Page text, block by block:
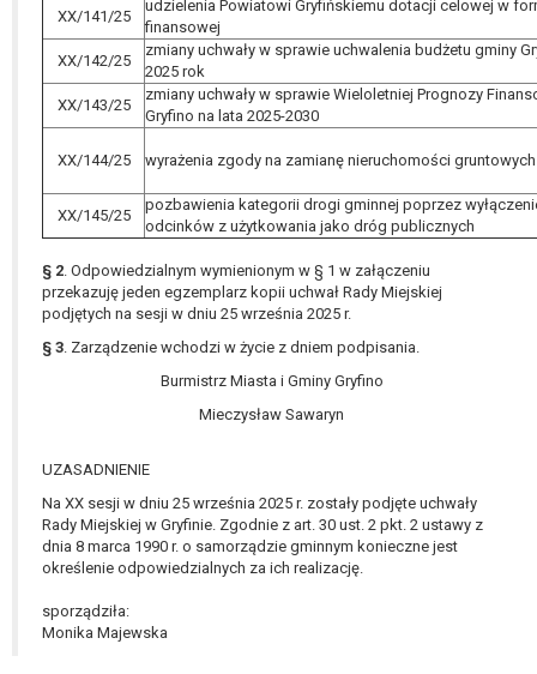
XX/141/25
udzielenia Powiatowi Gryfińskiemu dotacji celowej w
finansowej
XX/142/25
zmiany uchwały w sprawie uchwalenia budżetu gminy
2025 rok
XX/143/25
zmiany uchwały w sprawie Wieloletniej Prognozy
Gryfino na lata 2025-2030
XX/144/25 wyrażenia zgody na zamianę nieruchomości gruntowych
XX/145/25
pozbawienia kategorii drogi gminnej poprzez
odcinków z użytkowania jako dróg publicznych
§ 2. Odpowiedzialnym wymienionym w § 1 w załączeniu
przekazuję jeden egzemplarz kopii uchwał Rady Miejskiej
podjętych na sesji w dniu 25 września 2025 r.
§ 3. Zarządzenie wchodzi w życie z dniem podpisania.
Burmistrz Miasta i Gminy Gryfino
Mieczysław Sawaryn
UZASADNIENIE
Na XX sesji w dniu 25 września 2025 r. zostały podjęte uchwały
Rady Miejskiej w Gryfinie. Zgodnie z art. 30 ust. 2 pkt. 2 ustawy z
dnia 8 marca 1990 r. o samorządzie gminnym konieczne jest
określenie odpowiedzialnych za ich realizację.
sporządziła:
Monika Majewska